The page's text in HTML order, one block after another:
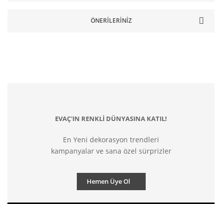
ÖNERILERINIZ
EVAÇ'IN RENKLİ DÜNYASINA KATIL!
En Yeni dekorasyon trendleri
kampanyalar ve sana özel sürprizler
Hemen Üye Ol